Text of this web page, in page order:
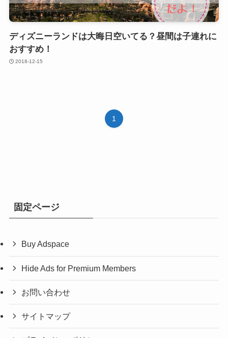
ディズニーランドは大晦日空いてる？昼間は子連れに
おすすめ！
2018-12-15
1
固定ページ
Buy Adspace
Hide Ads for Premium Members
お問い合わせ
サイトマップ